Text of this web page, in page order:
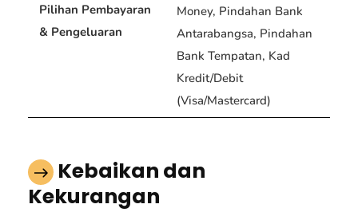
Pilihan Pembayaran
& Pengeluaran
Money, Pindahan Bank
Antarabangsa, Pindahan
Bank Tempatan, Kad
Kredit/Debit
(Visa/Mastercard)
Kebaikan dan
Kekurangan